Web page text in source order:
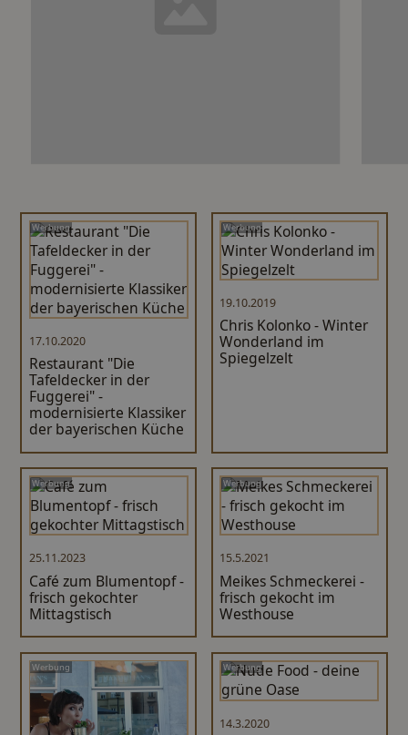
Werbung
17.10.2020
Restaurant "Die
Tafeldecker in der
Fuggerei" -
modernisierte Klassiker
der bayerischen Küche
Werbung
19.10.2019
Chris Kolonko - Winter
Wonderland im
Spiegelzelt
Werbung
25.11.2023
Café zum Blumentopf -
frisch gekochter
Mittagstisch
Werbung
15.5.2021
Meikes Schmeckerei -
frisch gekocht im
Westhouse
Werbung Werbung
14.3.2020